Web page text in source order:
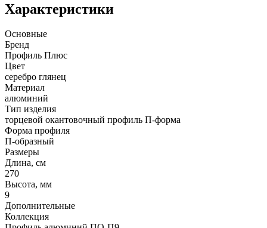
Характеристики
Основные
Бренд
Профиль Плюс
Цвет
серебро глянец
Материал
алюминий
Тип изделия
торцевой окантовочный профиль П-форма
Форма профиля
П-образный
Размеры
Длина, см
270
Высота, мм
9
Дополнительные
Коллекция